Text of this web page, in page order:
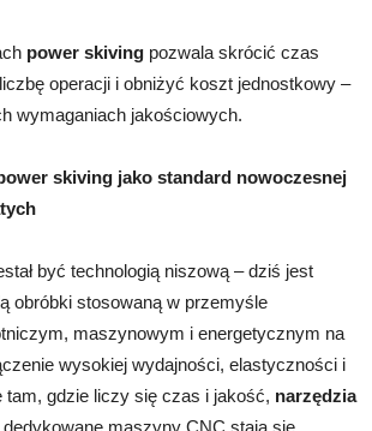
power skiving pozwala skrócić czas
operacji i obniżyć koszt jednostkowy –
wymaganiach jakościowych.
skiving jako standard nowoczesnej
być technologią niszową – dziś jest
obróbki stosowaną w przemyśle
maszynowym i energetycznym na
wysokiej wydajności, elastyczności i
tam, gdzie liczy się czas i jakość, narzędzia
dedykowane maszyny CNC stają się